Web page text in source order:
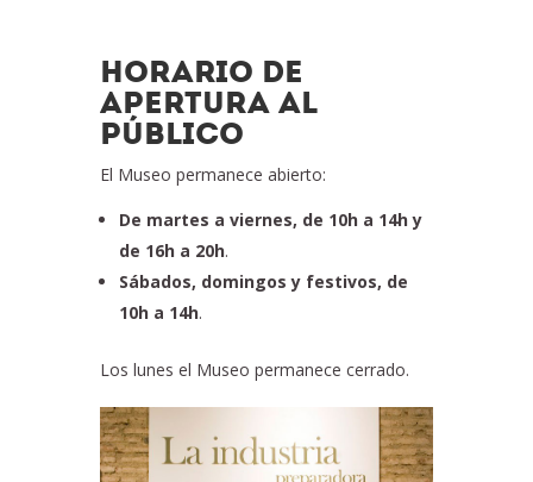
HORARIO DE
APERTURA AL
PÚBLICO
El Museo permanece abierto:
De martes a viernes, de 10h a 14h y
de 16h a 20h.
Sábados, domingos y festivos, de
10h a 14h.
Los lunes el Museo permanece cerrado.